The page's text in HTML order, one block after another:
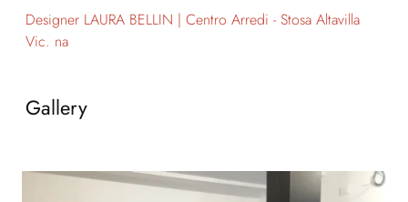
Designer LAURA BELLIN | Centro Arredi - Stosa Altavilla
Vic. na
Gallery